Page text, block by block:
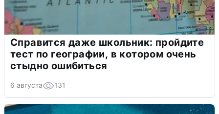
Справится даже школьник: пройдите
тест по географии, в котором очень
стыдно ошибиться
6 августа 131